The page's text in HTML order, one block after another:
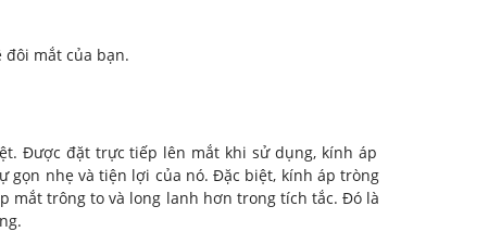
đôi mắt của bạn.
Được đặt trực tiếp lên mắt khi sử dụng, kính áp
gọn nhẹ và tiện lợi của nó. Đặc biệt, kính áp tròng
mắt trông to và long lanh hơn trong tích tắc. Đó là